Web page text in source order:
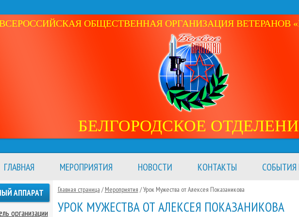
ОБЩЕСТВЕННАЯ ОРГАНИЗАЦИЯ ВЕТЕРАНОВ
БЕЛГОРОДСКОЕ
ГЛАВНАЯ МЕРОПРИЯТИЯ НОВОСТИ КОНТАКТЫ СОБЫТИЯ
Главная страница /Мероприятия /Урок Мужества от Алексея Показаникова
УРОК МУЖЕСТВА ОТ АЛЕКСЕЯ ПОКАЗАНИКОВА
АППАРАТ
организации